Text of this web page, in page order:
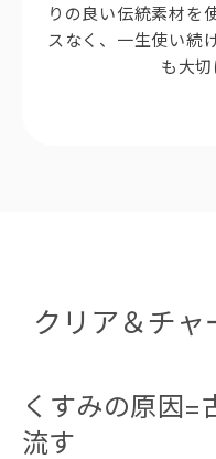
りの良い伝統素材を
スなく、一生使い続
も大切
クリア＆チャ
くすみの原因=
流す